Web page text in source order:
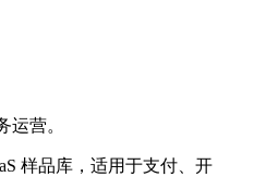
运营。
样品库，适用于支付、开